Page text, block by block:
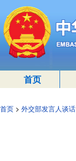
首页
首页 > 外交部发言人谈话